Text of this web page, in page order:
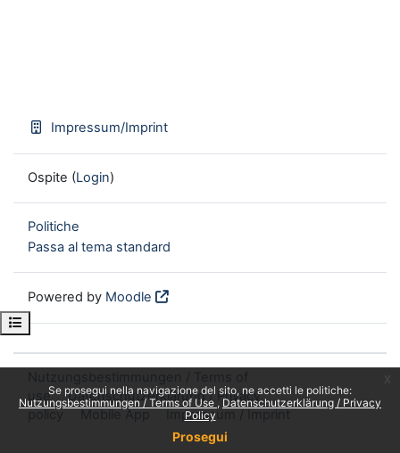
Se prosegui nella navigazione del sito, ne accetti le politiche:
Nutzungsbestimmungen / Terms of Use
Datenschutzerklärung / Privacy
Policy
Prosegui
Open course index
Impressum/Imprint
Ospite (Login)
Politiche
Passa al tema standard
Powered by Moodle
use
Datenschutzerklärung / Privacy
policy
Mobile App Impressum / Imprint